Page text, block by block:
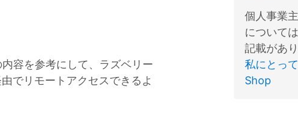
内容を参考にして、ラズベリー
でリモートアクセスできるよ
個人事業
について
記載があり
私にとっ
Shop